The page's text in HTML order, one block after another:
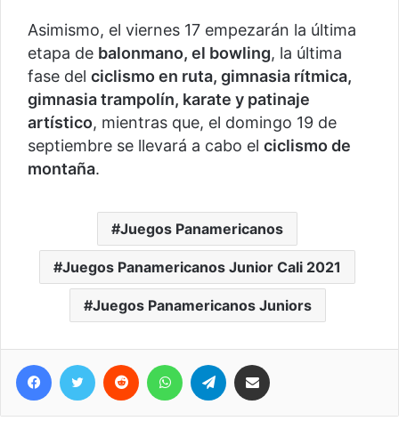
Asimismo, el viernes 17 empezarán la última
etapa de balonmano, el bowling, la última
fase del ciclismo en ruta, gimnasia rítmica,
gimnasia trampolín, karate y patinaje
artístico, mientras que, el domingo 19 de
septiembre se llevará a cabo el ciclismo de
montaña.
Juegos Panamericanos
Juegos Panamericanos Junior Cali 2021
Juegos Panamericanos Juniors
Facebook
Twitter Reddit WhatsAppTelegram